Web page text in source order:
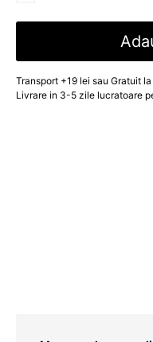
Transport +19 lei sau Gratuit
Livrare in 3-5 zile lucratoare